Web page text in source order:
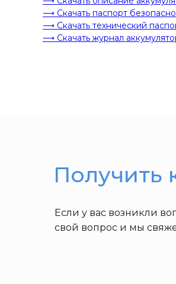
⟶ Скачать паспорт
⟶ Скачать технический
⟶ Скачать журнал
Если у вас возникли
свой вопрос и мы
Получить